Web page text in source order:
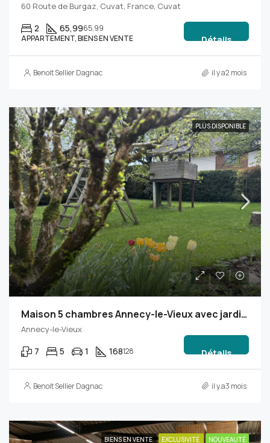
60 Route de Burgaz, Cuvat, France, Cuvat
2 65,9965,99
APPARTEMENT, BIENS EN VENTE
Détails
Benoit Sellier Dagnac il y a2 mois
PLUS DISPONIBLE
Maison 5 chambres Annecy-le-Vieux avec jardin plein Sud et sous-sol
Annecy-le-Vieux
7 5 1 168128 Détails
Benoit Sellier Dagnac il y a3 mois
BIENS EN VENTE EXCLUSIVITÉ NOUVEAUTÉ